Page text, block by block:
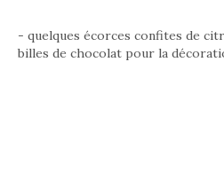
- quelques écorces confites de
billes de chocolat pour la